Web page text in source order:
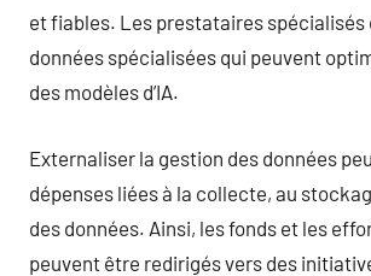
et fiables. Les prestataires spécialisés
données spécialisées qui peuvent
des modèles d’IA.
Externaliser la gestion des données
dépenses liées à la collecte, au
des données. Ainsi, les fonds et les
peuvent être redirigés vers des